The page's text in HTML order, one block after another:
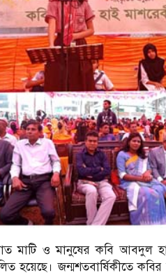
মাটি ও মানুষের কবি আবদুল
হয়েছে। জন্মশতবার্ষিকীতে